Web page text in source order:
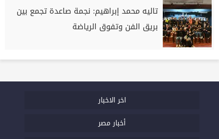
تاليه محمد إبراهيم: نجمة صاعدة تجمع بين
بريق الفن وتفوق الرياضة
اخر الاخبار
أخبار مصر